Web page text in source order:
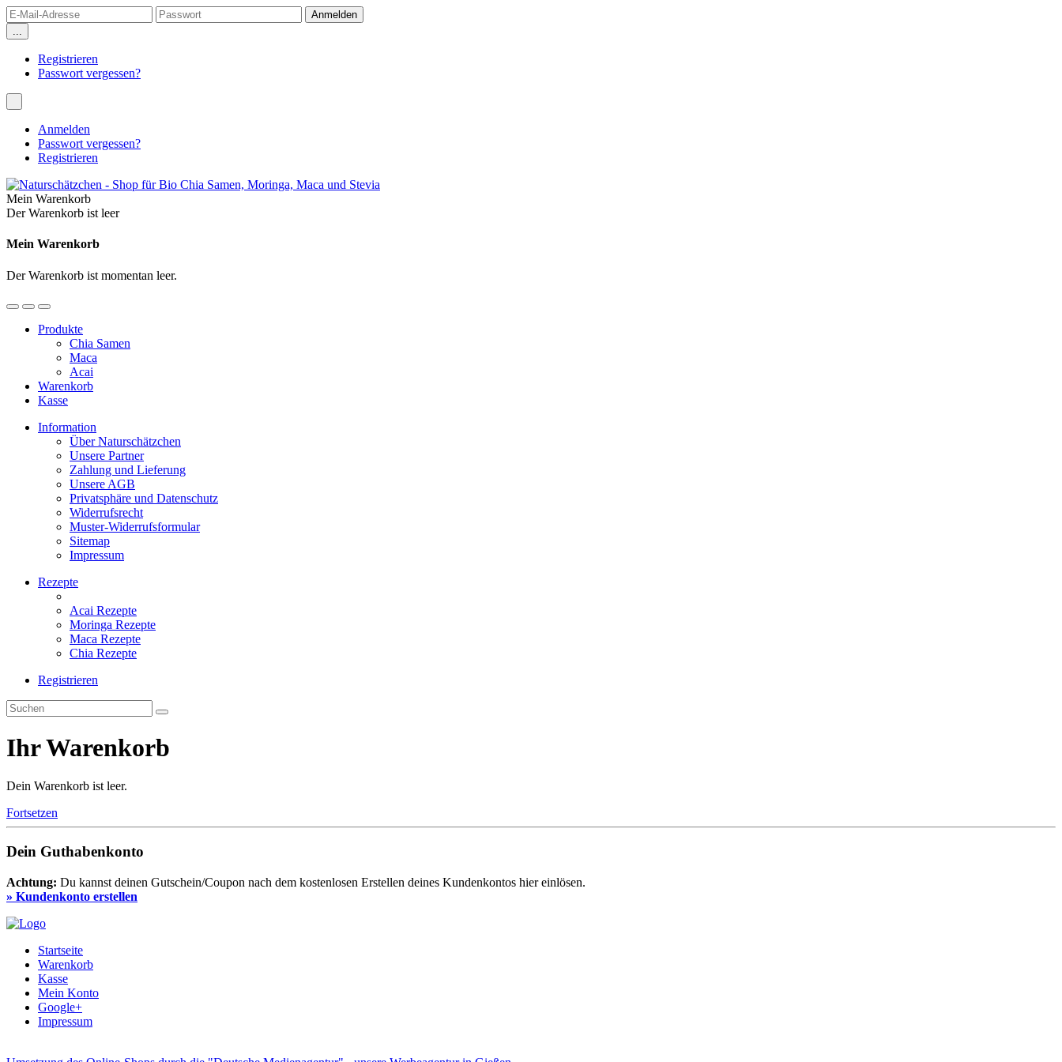
...
Registrieren
Passwort vergessen?
Anmelden
Passwort vergessen?
Registrieren
Mein Warenkorb
Der Warenkorb ist leer
Mein Warenkorb
Der Warenkorb ist momentan leer.
Produkte
Chia Samen
Maca
Acai
Warenkorb
Kasse
Information
Über Naturschätzchen
Unsere Partner
Zahlung und Lieferung
Unsere AGB
Privatsphäre und Datenschutz
Widerrufsrecht
Muster-Widerrufsformular
Sitemap
Impressum
Rezepte
Acai Rezepte
Moringa Rezepte
Maca Rezepte
Chia Rezepte
Registrieren
Ihr Warenkorb
Dein Warenkorb ist leer.
Fortsetzen
Dein Guthabenkonto
Achtung: Du kannst deinen Gutschein/Coupon nach dem kostenlosen Erstellen deines Kundenkontos hier einlösen.
» Kundenkonto erstellen
Startseite
Warenkorb
Kasse
Mein Konto
Google+
Impressum